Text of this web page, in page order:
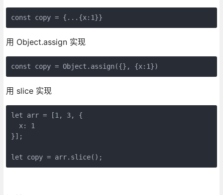
用 Object.assign 实现
用 slice 实现
let arr = [1, 3, {
  x: 1
}];